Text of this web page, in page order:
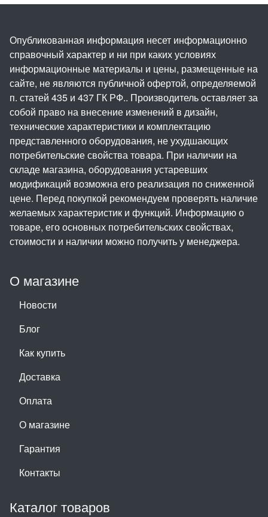
О магазине
Новости
Блог
Как купить
Доставка
Оплата
О магазине
Гарантия
Контакты
Каталог товаров
Опубликованная информация несет информационно
справочный характер и ни при каких условиях
информационные материалы и цены, размещенные на
сайте, не являются публичной офертой, определяемой
п. статей 435 и 437 ГК РФ.. Производитель оставляет за
собой право на внесение изменений в дизайн,
технические характеристики и комплектацию
представленного оборудования, не ухудшающих
потребительские свойства товара. При наличии на
складе магазина, оборудования устаревших
модификаций возможна его реализация по сниженной
цене. Перед покупкой рекомендуем проверять наличие
желаемых характеристик и функций. Информацию о
товаре, его основных потребительских свойствах,
стоимости и наличии можно получить у менеджера.